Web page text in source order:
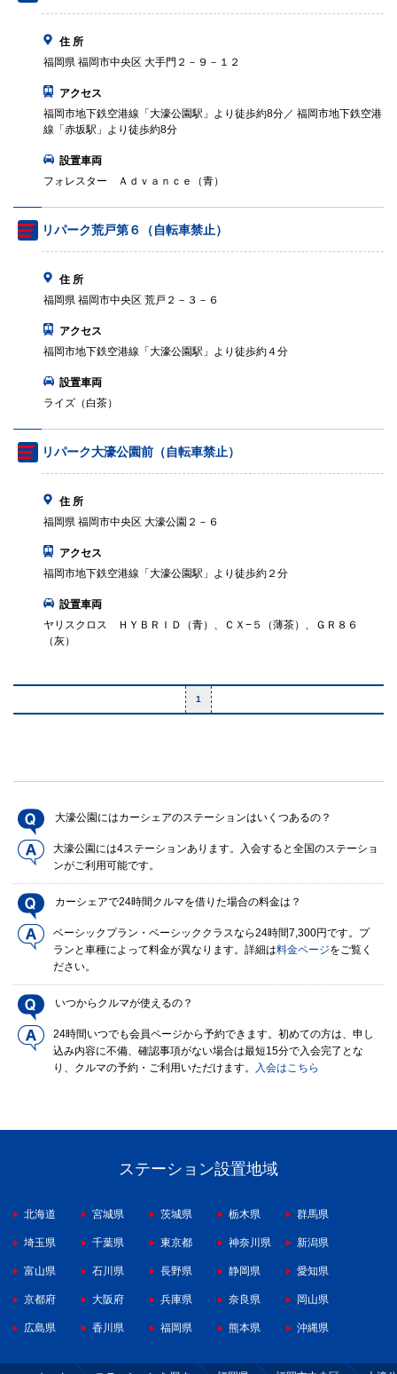
住 所
福岡県 福岡市中央区 大手門２－９－１２
アクセス
福岡市地下鉄空港線「大濠公園駅」より徒歩約8分／ 福岡市地下鉄空港
線「赤坂駅」より徒歩約8分
設置車両
フォレスター Ａｄｖａｎｃｅ（青）
リパーク荒戸第６（自転車禁止）
住 所
福岡県 福岡市中央区 荒戸２－３－６
アクセス
福岡市地下鉄空港線「大濠公園駅」より徒歩約４分
設置車両
ライズ（白茶）
リパーク大濠公園前（自転車禁止）
住 所
福岡県 福岡市中央区 大濠公園２－６
アクセス
福岡市地下鉄空港線「大濠公園駅」より徒歩約２分
設置車両
ヤリスクロス ＨＹＢＲＩＤ（青）、ＣＸ−５（薄茶）、ＧＲ８６
（灰）
1
大濠公園にはカーシェアのステーションはいくつあるの？
大濠公園には4ステーションあります。入会すると全国のステーショ
ンがご利用可能です。
カーシェアで24時間クルマを借りた場合の料金は？
ベーシックプラン・ベーシッククラスなら24時間7,300円です。プ
ランと車種によって料金が異なります。詳細は料金ページをご覧く
ださい。
いつからクルマが使えるの？
24時間いつでも会員ページから予約できます。初めての方は、申し
込み内容に不備、確認事項がない場合は最短15分で入会完了とな
り、クルマの予約・ご利用いただけます。
入会はこちら
ステーション設置地域
北海道 宮城県 茨城県 栃木県 群馬県
埼玉県 千葉県 東京都 神奈川県 新潟県
富山県 石川県 長野県 静岡県 愛知県
京都府 大阪府 兵庫県 奈良県 岡山県
広島県 香川県 福岡県 熊本県 沖縄県